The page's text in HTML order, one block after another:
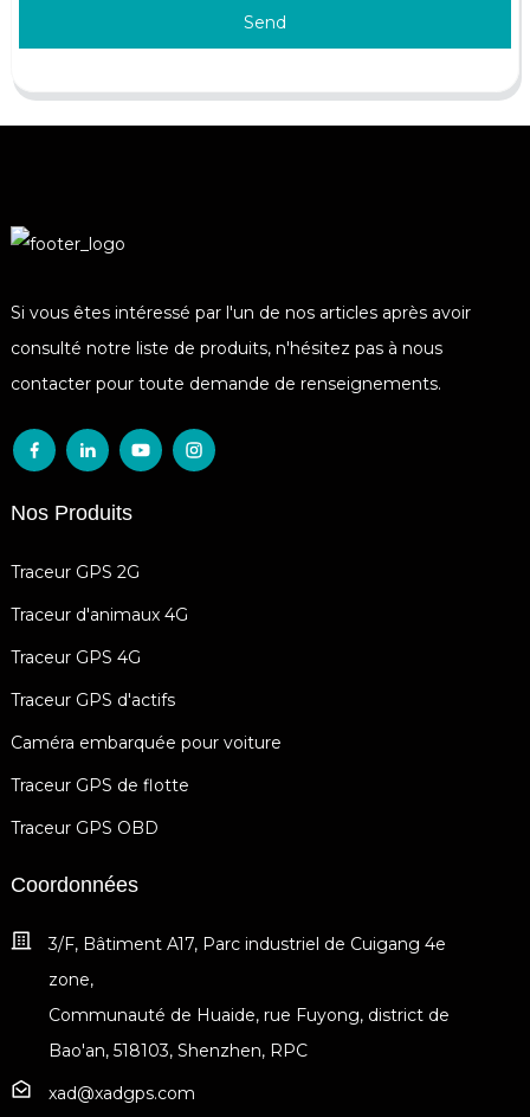
Send
Si vous êtes intéressé par l'un de nos articles après avoir
consulté notre liste de produits, n'hésitez pas à nous
contacter pour toute demande de renseignements.
Nos Produits
Traceur GPS 2G
Traceur d'animaux 4G
Traceur GPS 4G
Traceur GPS d'actifs
Caméra embarquée pour voiture
Traceur GPS de flotte
Traceur GPS OBD
Coordonnées
3/F, Bâtiment A17, Parc industriel de Cuigang 4e
zone,
Communauté de Huaide, rue Fuyong, district de
Bao'an, 518103, Shenzhen, RPC
xad@xadgps.com